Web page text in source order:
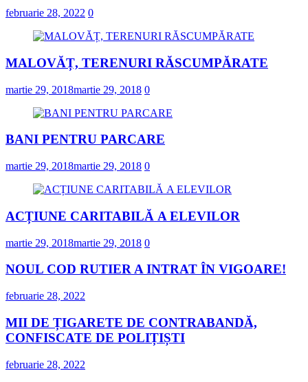
februarie 28, 2022 0
MALOVĂȚ, TERENURI RĂSCUMPĂRATE
martie 29, 2018martie 29, 2018 0
BANI PENTRU PARCARE
martie 29, 2018martie 29, 2018 0
ACȚIUNE CARITABILĂ A ELEVILOR
martie 29, 2018martie 29, 2018 0
NOUL COD RUTIER A INTRAT ÎN VIGOARE!
februarie 28, 2022
MII DE ȚIGARETE DE CONTRABANDĂ,
CONFISCATE DE POLIȚIȘTI
februarie 28, 2022